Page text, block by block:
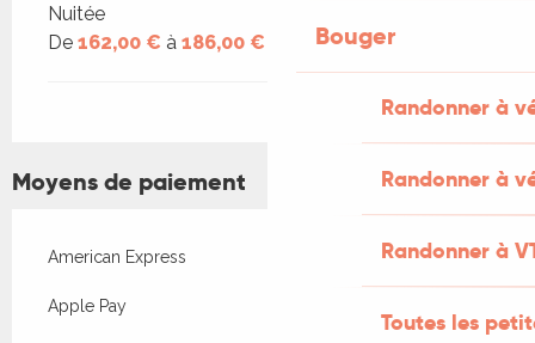
Bouger
Randonner à
Randonner à
Randonner à
Toutes les
Nuitée
De 162,00 € à 186,00 €
Moyens de paiement
American Express
Apple Pay